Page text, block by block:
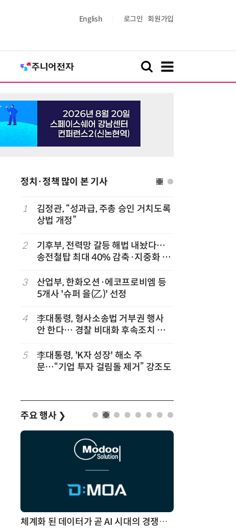
English 로그인 회원가입
정치·정책 많이 본 기사
1
김정관, “성과급, 주총 승인 거치도록
상법 개정”
2
기후부, 전력망 갈등 해법 내놨다…
송전철탑 최대 40% 감축·지중화 확
3
산업부, 한화오션·에코프로비엠 등
5개사 '슈퍼 을(乙)' 선정
4
李대통령, 형사소송법 거부권 행사
안 한다… 경찰 비대화 후속조치 점
5
李대통령, 'K자 성장' 해소 주
문…“기업 투자 걸림돌 제거” 강조도
주요 행사 ❯
체계화 된 데이터가 곧 AI 시대의 경쟁력이다